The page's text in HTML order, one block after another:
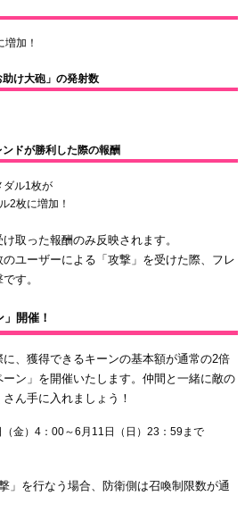
加！
け大砲」の発射数
ドが勝利した際の報酬
ダル1枚が
2枚に増加！
取った報酬のみ反映されます。
ユーザーによる「攻撃」を受けた際、フレ
す。
開催！
に、獲得できるキーンの基本額が通常の2倍
ン」を開催いたします。仲間と一緒に敵の
ん手に入れましょう！
金）4：00～6月11日（日）23：59まで
」を行なう場合、防衛側は召喚制限数が通